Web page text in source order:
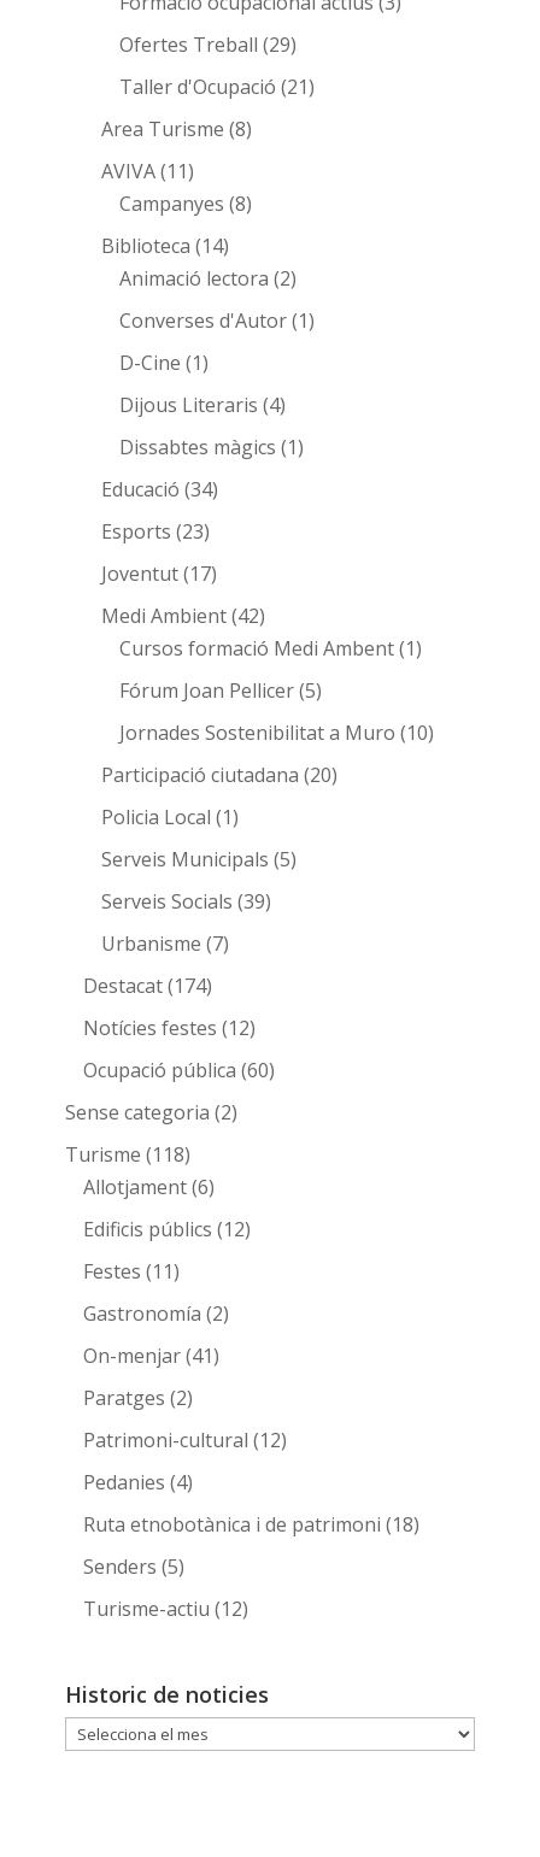
Ofertes Treball (29)
Taller d'Ocupació (21)
Area Turisme (8)
AVIVA(11)
Campanyes (8)
Biblioteca (14)
Animació lectora (2)
Converses d'Autor(1)
D-Cine (1)
Dijous Literaris (4)
Dissabtes màgics (1)
Educació (34)
Esports (23)
Joventut(17)
Medi Ambient(42)
Cursos formació Medi Ambent(1)
Fórum Joan Pellicer(5)
Jornades Sostenibilitat a Muro (10)
Participació ciutadana (20)
Policia Local (1)
Serveis Municipals (5)
Serveis Socials (39)
Urbanisme (7)
Destacat(174)
Notícies festes (12)
Ocupació pública (60)
Sense categoria (2)
Turisme (118)
Allotjament(6)
Edificis públics (12)
Festes (11)
Gastronomía (2)
On-menjar(41)
Paratges (2)
Patrimoni-cultural (12)
Pedanies (4)
Ruta etnobotànica i de patrimoni (18)
Senders (5)
Turisme-actiu (12)
Historic de noticies
Historic